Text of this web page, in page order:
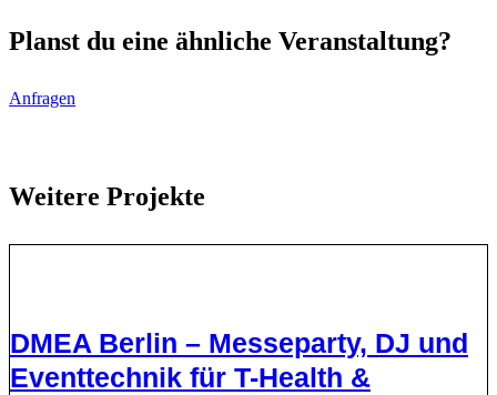
Planst du eine ähnliche Veranstaltung?
Anfragen
Weitere Projekte
DMEA Berlin – Messeparty, DJ und
Eventtechnik für T-Health &